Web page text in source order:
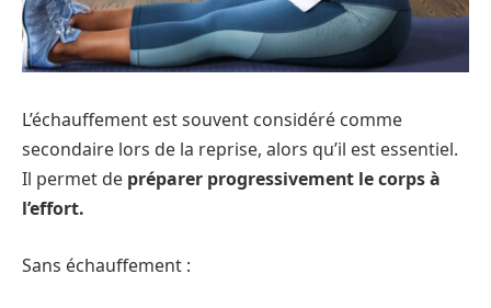
L’échauffement est souvent considéré comme
secondaire lors de la reprise, alors qu’il est essentiel.
Il permet de préparer progressivement le corps à
l’effort.
Sans échauffement :